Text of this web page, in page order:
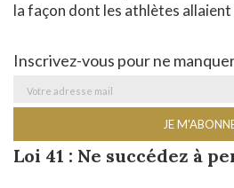
la façon dont les athlètes
Inscrivez-vous pour ne
Loi 41 : Ne succédez à